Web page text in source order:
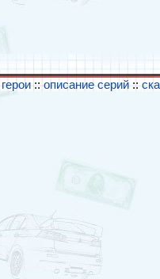
герои::описание серий::